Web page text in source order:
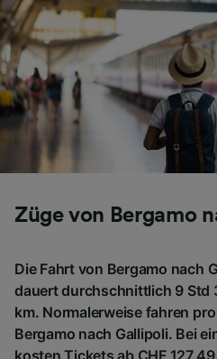
Züge von Bergamo
Die Fahrt von Bergamo nach
dauert durchschnittlich 9 Std
km. Normalerweise fahren
Bergamo nach Gallipoli. Bei
kosten Tickets ab CHF 127.49.